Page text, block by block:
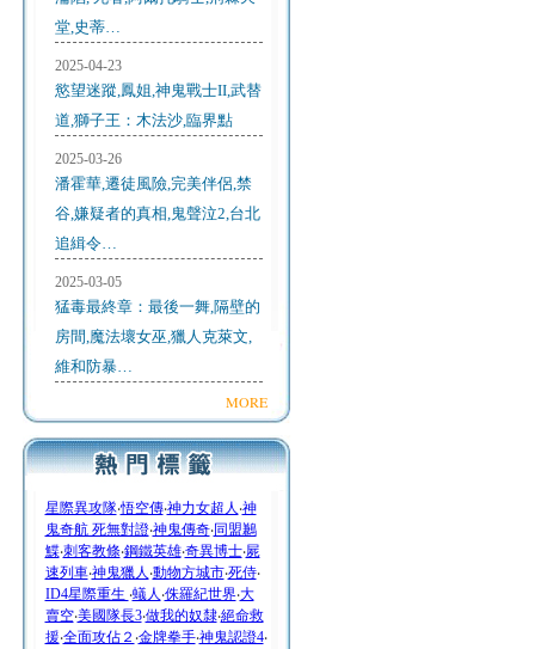
堂,史蒂…
2025-04-23
慾望迷蹤,鳳姐,神鬼戰士II,武替
道,獅子王：木法沙,臨界點
2025-03-26
潘霍華,遷徒風險,完美伴侶,禁
谷,嫌疑者的真相,鬼聲泣2,台北
追緝令…
2025-03-05
猛毒最終章：最後一舞,隔壁的
房間,魔法壞女巫,獵人克萊文,
維和防暴…
MORE
星際異攻隊‧悟空傳‧神力女超人 ‧神
鬼奇航 死無對證‧神鬼傳奇‧同盟鶼
鰈‧刺客教條‧鋼鐵英雄‧奇異博士‧屍
速列車‧神鬼獵人 ‧動物方城市‧死侍‧
ID4星際重生 ‧蟻人 ‧侏羅紀世界‧大
賣空‧美國隊長3‧做我的奴隸‧絕命救
援‧全面攻佔２ ‧金牌拳手‧神鬼認證4‧